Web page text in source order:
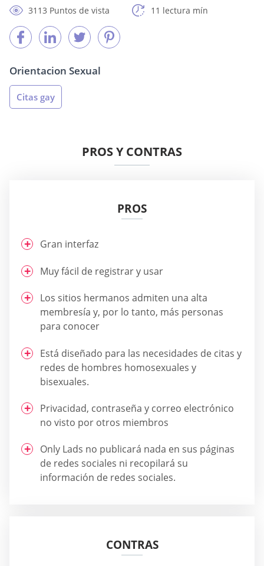
3113 Puntos de vista
11 lectura mín
Orientacion Sexual
Citas gay
PROS Y CONTRAS
PROS
Gran interfaz
Muy fácil de registrar y usar
Los sitios hermanos admiten una alta
membresía y, por lo tanto, más personas
para conocer
Está diseñado para las necesidades de citas y
redes de hombres homosexuales y
bisexuales.
Privacidad, contraseña y correo electrónico
no visto por otros miembros
Only Lads no publicará nada en sus páginas
de redes sociales ni recopilará su
información de redes sociales.
CONTRAS